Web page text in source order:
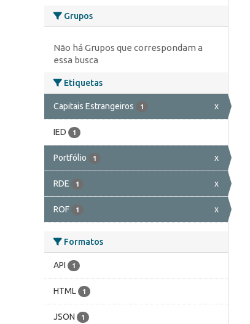
Grupos
Não há Grupos que correspondam a
essa busca
Etiquetas
Capitais Estrangeiros 1 x
IED 1
Portfólio 1 x
RDE 1 x
ROF 1 x
Formatos
API 1
HTML 1
JSON 1